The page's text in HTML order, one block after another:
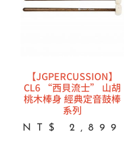
【JGPERCUSSION】
CL6 “西貝流士” 山胡
桃木棒身 經典定音鼓棒
系列
NT$ 2,899